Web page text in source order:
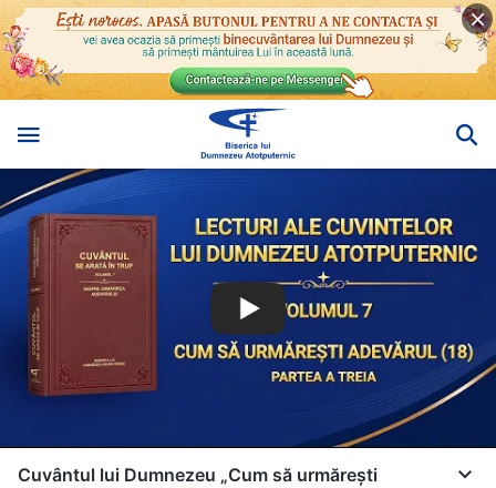
Cuvântul lui Dumnezeu „Cum să urmărești